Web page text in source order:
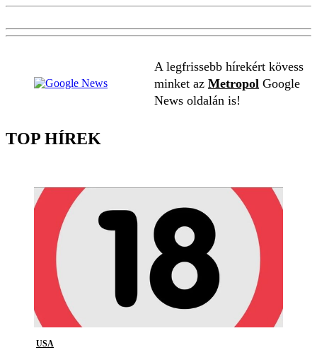
A legfrissebb hírekért kövess
minket az Metropol Google
News oldalán is!
TOP HÍREK
USA